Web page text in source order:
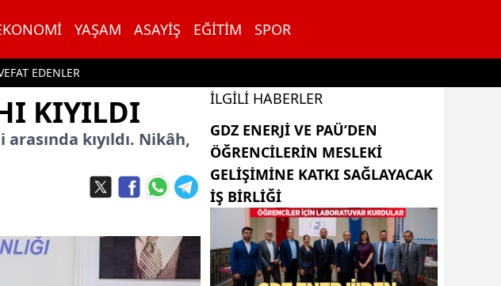
YAŞAM ASAYIŞ EĞITIM SPOR
EDENLER
KIYILDI
kıyıldı. Nikâh,
İLGILI HABERLER
GDZ ENERJI VE PAÜ’DEN
ÖĞRENCILERIN MESLEKI
GELIŞIMINE KATKI SAĞLAYACAK
IŞ BIRLIĞI